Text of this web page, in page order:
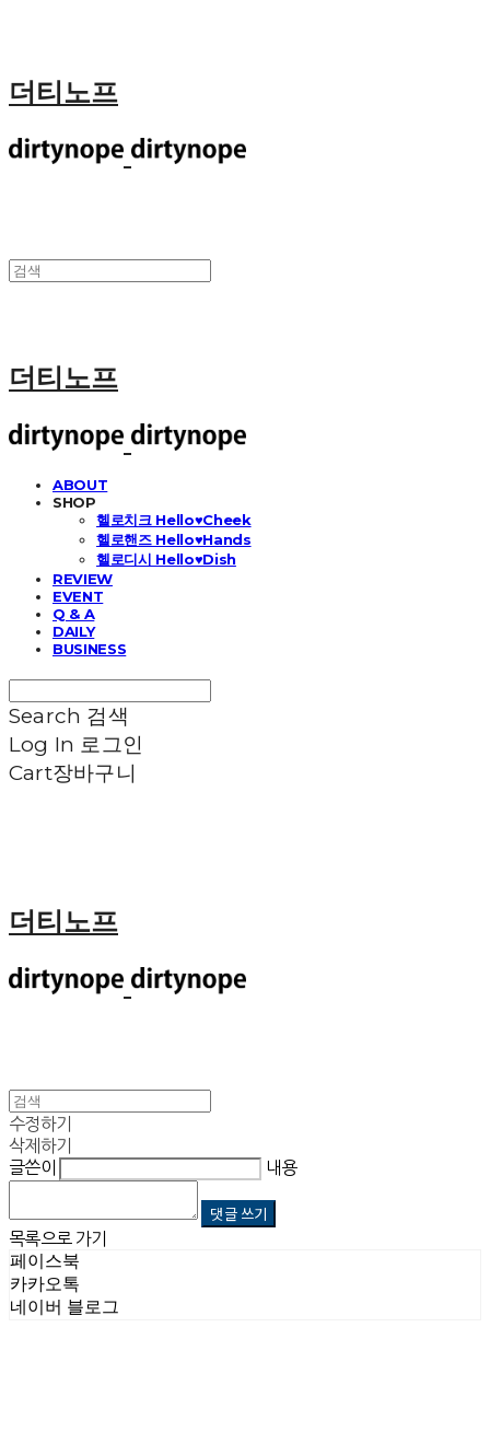
더티노프
더티노프
ABOUT
SHOP
헬로치크 Hello♥Cheek
헬로핸즈 Hello♥Hands
헬로디시 Hello♥Dish
REVIEW
EVENT
Q & A
DAILY
BUSINESS
Search 검색
Log In 로그인
Cart장바구니
더티노프
수정하기
삭제하기
글쓴이
내용
댓글 쓰기
목록으로 가기
페이스북
카카오톡
네이버 블로그